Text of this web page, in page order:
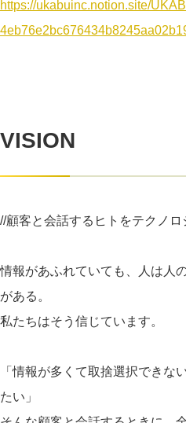
https://ukabuinc.notion.site/
VISION
//顧客と会話するヒトをテクノ
情報があふれていても、人は人
がある。
私たちはそう信じています。
「情報が多くて取捨選択できな
たい」